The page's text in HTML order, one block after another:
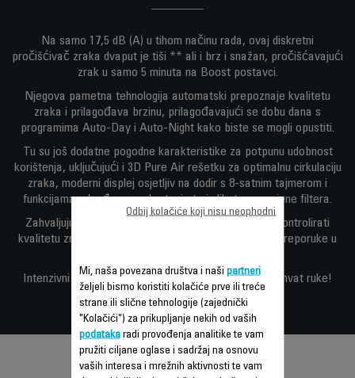
Na samo 17,5 dB (A) u tihom načinu rada, ovaj diskretni
pročišćivač zraka dvaput je tiši ** ali i brz i snažan, pročišćavajući
zrak u samo 5 minuta na Boost postavci.
Njegova pametna tehnologija automatski prepoznaje kvalitetu
zraka i prilagođava brzinu, prilagođavajući se dobu dana s
programima Auto-Day i Auto-Night kako biste se mogli opustiti.
Tu su još dodatne pogodne karakteristike za potpunu udobnost
korištenja, uključujući i 3D Pure Air rešetku za optimalnu cirkulaciju
zraka, moderni displej osjetljiv na dodir s 8-satnim tajmerom i
funkcijama odgođenog pokretanja te indikator promjene filtera.
Zahvaljujući povezanoj aplikaciji možete nadzirati i kontrolirati
kvalitetu zraka bilo gdje da se nalazite, kao i primati preporuke u
Intenzivni Pure Air Connect: čišći zrak je uvijek na dohvat ruke!
Mi, naša povezana društva i naši partneri
željeli bismo koristiti kolačiće prve ili treće
strane ili slične tehnologije (zajednički
"Kolačići") za prikupljanje nekih od vaših
podatakaradi provođenja analitike te vam
pružiti ciljane oglase i sadržaj na osnovu
vaših interesa i mrežnih aktivnosti te vam
Odbij kolačiće koji nisu neophodni